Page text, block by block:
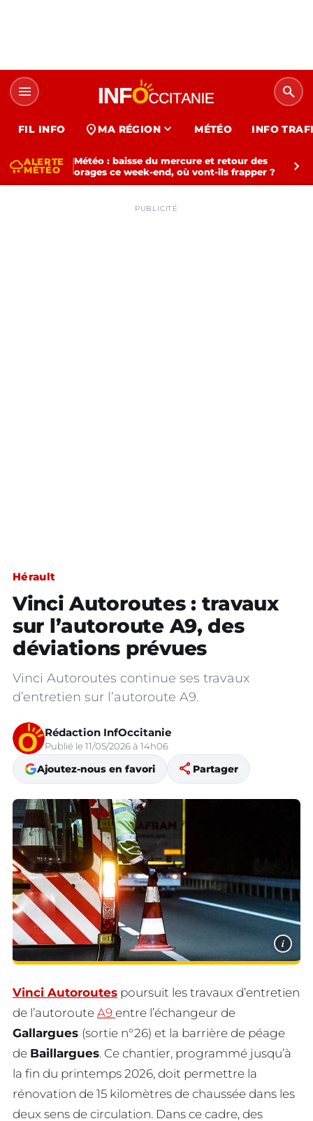
menu search
FIL INFO location_on MA RÉGION expand_more MÉTÉO INFO
thunderstormALERTE
MÉTÉO
Météo : baisse du mercure et retour des
orages ce week-end, où vont-ils frapper ?
chevron_right
PUBLICITÉ
Hérault
Vinci Autoroutes : travaux
sur l’autoroute A9, des
déviations prévues
Vinci Autoroutes continue ses travaux
d’entretien sur l’autoroute A9.
Rédaction InfOccitanie
Publié le 11/05/2026 à 14h06
Ajoutez-nous en favori share Partager
i
Vinci Autoroutes poursuit les travaux d’entretien
de l’autoroute A9 entre l’échangeur de
Gallargues (sortie n°26) et la barrière de péage
de Baillargues. Ce chantier, programmé jusqu’à
la fin du printemps 2026, doit permettre la
rénovation de 15 kilomètres de chaussée dans les
deux sens de circulation. Dans ce cadre, des